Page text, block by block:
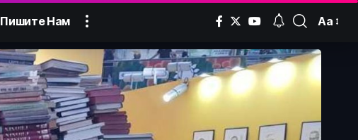
Пишите Нам Аа